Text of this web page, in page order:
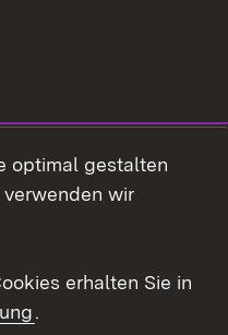
optimal gestalten
wir
erhalten Sie in
.